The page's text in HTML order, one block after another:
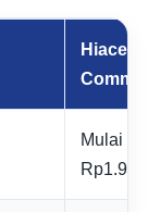
Hiace
Mulai